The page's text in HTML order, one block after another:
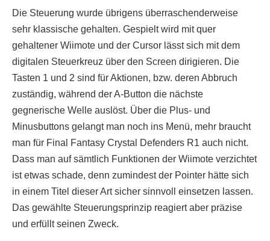
Die Steuerung wurde übrigens überraschenderweise
sehr klassische gehalten. Gespielt wird mit quer
gehaltener Wiimote und der Cursor lässt sich mit dem
digitalen Steuerkreuz über den Screen dirigieren. Die
Tasten 1 und 2 sind für Aktionen, bzw. deren Abbruch
zuständig, während der A-Button die nächste
gegnerische Welle auslöst. Über die Plus- und
Minusbuttons gelangt man noch ins Menü, mehr braucht
man für Final Fantasy Crystal Defenders R1 auch nicht.
Dass man auf sämtlich Funktionen der Wiimote verzichtet
ist etwas schade, denn zumindest der Pointer hätte sich
in einem Titel dieser Art sicher sinnvoll einsetzen lassen.
Das gewählte Steuerungsprinzip reagiert aber präzise
und erfüllt seinen Zweck.